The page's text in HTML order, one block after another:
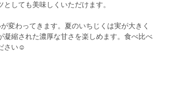
しても美味しくいただけます。
変わってきます。夏のいちじくは実が大きく
縮された濃厚な甘さを楽しめます。食べ比べ
さい☺︎